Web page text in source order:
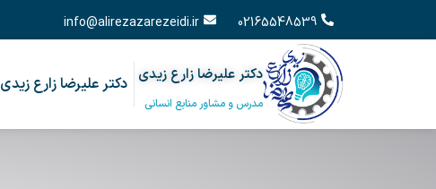
02165548539
info@alirezazarezeidi.ir
دکتر علیرضا زارع زیدی
مدرس و مشاور منابع انسانی
دکتر علیرضا زارع زیدی